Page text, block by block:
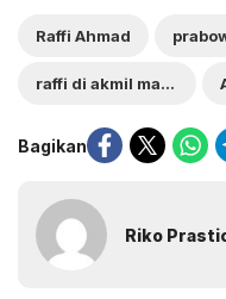
Raffi Ahmad
raffi di akmil magelang
Bagikan
Riko